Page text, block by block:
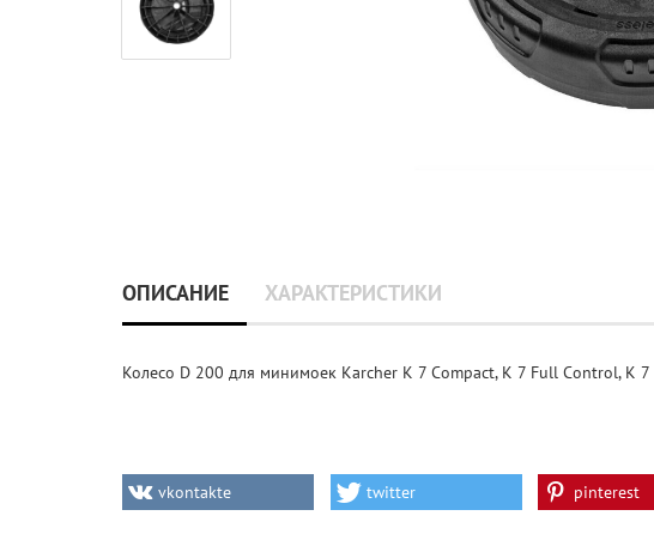
ОПИСАНИЕ ХАРАКТЕРИСТИКИ
Колесо D 200 для минимоек Karcher K 7 Compact, K 7 Full Control, K
vkontakte twitter pinterest